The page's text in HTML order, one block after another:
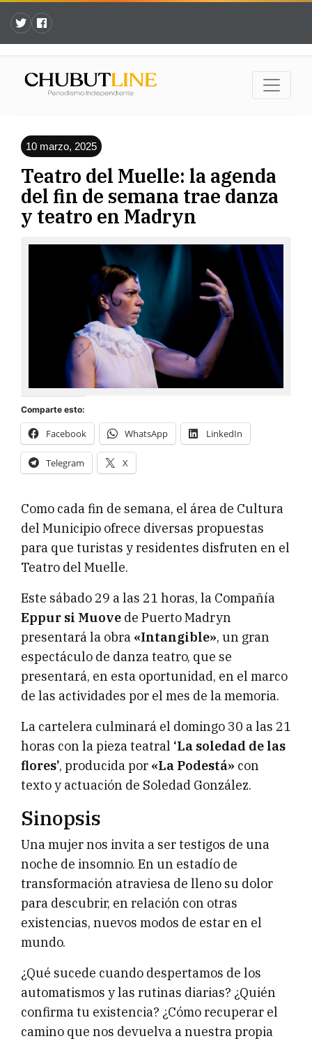
10 marzo, 2025
Teatro del Muelle: la agenda
del fin de semana trae danza
y teatro en Madryn
Comparte esto:
Facebook WhatsApp LinkedIn
Telegram X
Como cada fin de semana, el área de Cultura
del Municipio ofrece diversas propuestas
para que turistas y residentes disfruten en el
Teatro del Muelle.
Este sábado 29 a las 21 horas, la Compañía
Eppur si Muove de Puerto Madryn
presentará la obra «Intangible», un gran
espectáculo de danza teatro, que se
presentará, en esta oportunidad, en el marco
de las actividades por el mes de la memoria.
La cartelera culminará el domingo 30 a las 21
horas con la pieza teatral ‘La soledad de las
flores’, producida por «La Podestá» con
texto y actuación de Soledad González.
Sinopsis
Una mujer nos invita a ser testigos de una
noche de insomnio. En un estadío de
transformación atraviesa de lleno su dolor
para descubrir, en relación con otras
existencias, nuevos modos de estar en el
mundo.
¿Qué sucede cuando despertamos de los
automatismos y las rutinas diarias? ¿Quién
confirma tu existencia? ¿Cómo recuperar el
camino que nos devuelva a nuestra propia